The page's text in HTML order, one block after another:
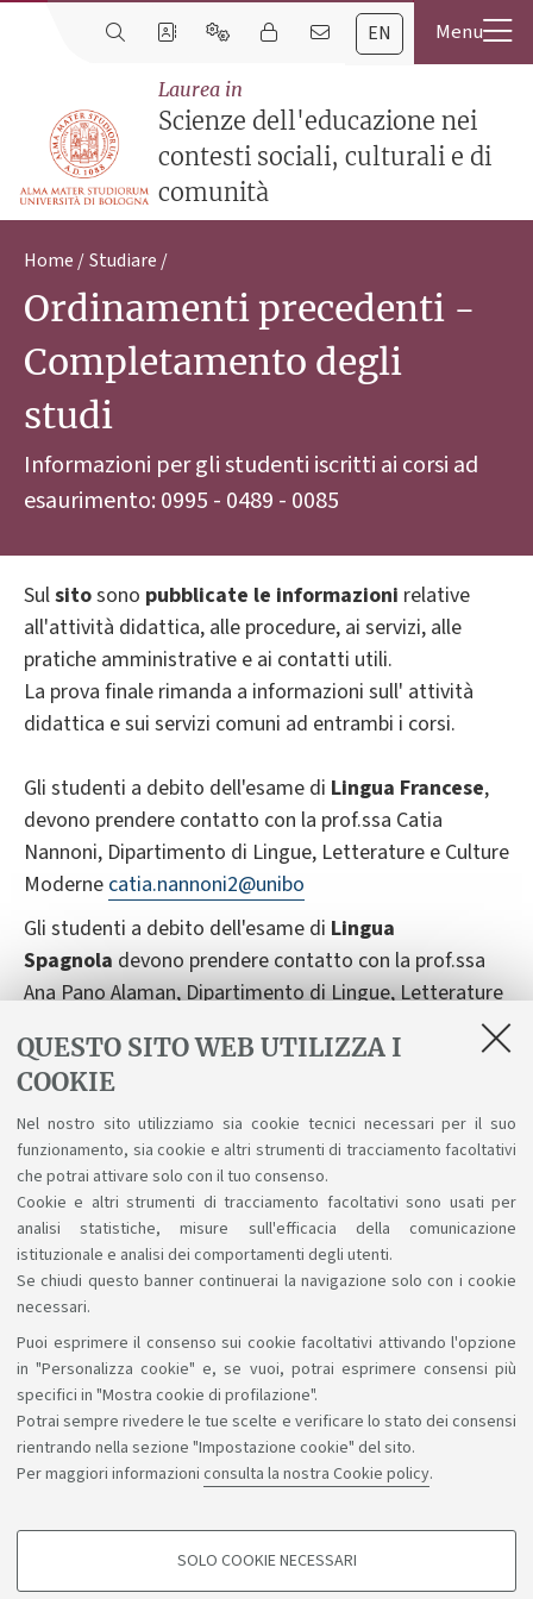
QUESTO SITO WEB UTILIZZA I
COOKIE
Nel nostro sito utilizziamo sia cookie tecnici necessari per il suo
funzionamento, sia cookie e altri strumenti di tracciamento facoltativi
che potrai attivare solo con il tuo consenso.
Cookie e altri strumenti di tracciamento facoltativi sono usati per
analisi statistiche, misure sull'efficacia della comunicazione
istituzionale e analisi dei comportamenti degli utenti.
Se chiudi questo banner continuerai la navigazione solo con i cookie
necessari.
Puoi esprimere il consenso sui cookie facoltativi attivando l'opzione
in "Personalizza cookie" e, se vuoi, potrai esprimere consensi più
specifici in "Mostra cookie di profilazione".
Potrai sempre rivedere le tue scelte e verificare lo stato dei consensi
rientrando nella sezione "Impostazione cookie" del sito.
Per maggiori informazioni consulta la nostra Cookie policy.
COOKIE DI PROFILAZIONE - FACOLTATIVI
SOLO COOKIE NECESSARI
EN
Laurea in
Scienze dell'educazione nei
contesti sociali, culturali e di
comunità
Home Studiare
Ordinamenti precedenti -
Completamento degli
studi
Informazioni per gli studenti iscritti ai corsi ad
esaurimento: 0995 - 0489 - 0085
Sulsitosono pubblicate le informazioni relative
all'attività didattica, alle procedure, ai servizi, alle
pratiche amministrative e ai contatti utili.
La prova finale rimanda a informazioni sull' attività
didattica e sui servizi comuni ad entrambi i corsi.
Gli studenti a debito dell'esame di Lingua Francese,
devono prendere contatto con la prof.ssa Catia
Nannoni, Dipartimento di Lingue, Letterature e Culture
Moderne catia.nannoni2@unibo
Gli studenti a debito dell'esame di Lingua
Spagnola devono prendere contatto con la prof.ssa
Ana Pano Alaman, Dipartimento di Lingue, Letterature
Glistudenti
sulla triennale di nuovo ordinamento.
Le informazioni sul Tirocinio sono disponibili nella
pagina Tirocinio curriculare.
Sosteniamo il diritto alla conoscenza
Seguici su: